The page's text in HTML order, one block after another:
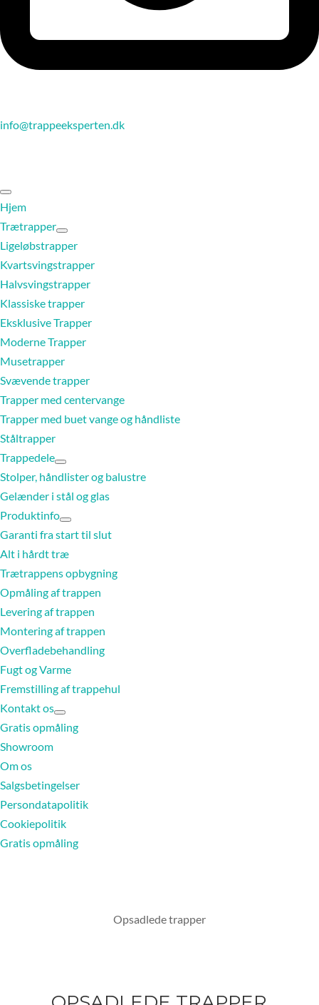
info@trappeeksperten.dk
Hjem
Trætrapper
Ligeløbstrapper
Kvartsvingstrapper
Halvsvingstrapper
Klassiske trapper
Eksklusive Trapper
Moderne Trapper
Musetrapper
Svævende trapper
Trapper med centervange
Trapper med buet vange og håndliste
Ståltrapper
Trappedele
Stolper, håndlister og balustre
Gelænder i stål og glas
Produktinfo
Garanti fra start til slut
Alt i hårdt træ
Trætrappens opbygning
Opmåling af trappen
Levering af trappen
Montering af trappen
Overfladebehandling
Fugt og Varme
Fremstilling af trappehul
Kontakt os
Gratis opmåling
Showroom
Om os
Salgsbetingelser
Persondatapolitik
Cookiepolitik
Gratis opmåling
Opsadlede trapper